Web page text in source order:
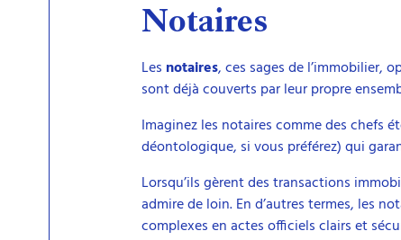
Notaires
Les notaires, ces sages de l’immobilier,
sont déjà couverts par leur propre
Imaginez les notaires comme des chefs
déontologique, si vous préférez) qui
Lorsqu’ils gèrent des transactions
admire de loin. En d’autres termes, les
complexes en actes officiels clairs et